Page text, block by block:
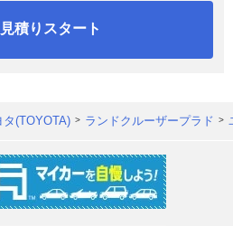
見積りスタート
タ(TOYOTA) ランドクルーザープラド